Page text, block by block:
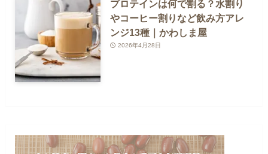
プロテインは何で割る？水割り
やコーヒー割りなど飲み方アレ
ンジ13種｜かわしま屋
2026年4月28日